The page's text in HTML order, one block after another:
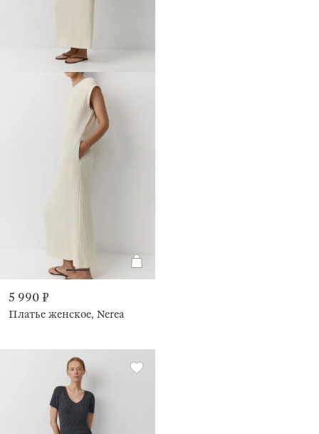
5 990 ₽
Платье женское, Nerea